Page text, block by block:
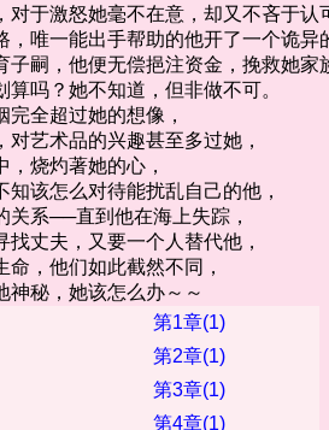
对于激怒她毫不在意，却又不吝于认
，唯一能出手帮助的他开了一个诡异
子嗣，他便无偿挹注资金，挽救她家
吗？她不知道，但非做不可。
全超过她的想像，
艺术品的兴趣甚至多过她，
烧灼著她的心，
该怎么对待能扰乱自己的他，
关系──直到他在海上失踪，
丈夫，又要一个人替代他，
，他们如此截然不同，
神秘，她该怎么办～～
第1章(1)
第2章(1)
第3章(1)
第4章(1)